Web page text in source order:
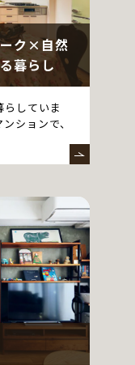
ク×自然
暮らし
していま
ションで、